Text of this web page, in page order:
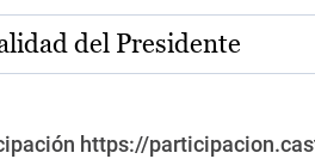
del Presidente
https://